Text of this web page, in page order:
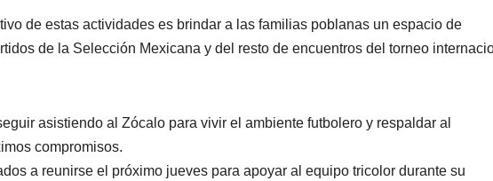
de estas actividades es brindar a las familias poblanas un espacio de
de la Selección Mexicana y del resto de encuentros del torneo
asistiendo al Zócalo para vivir el ambiente futbolero y respaldar al
compromisos.
a reunirse el próximo jueves para apoyar al equipo tricolor durante su
Zihuatanejo